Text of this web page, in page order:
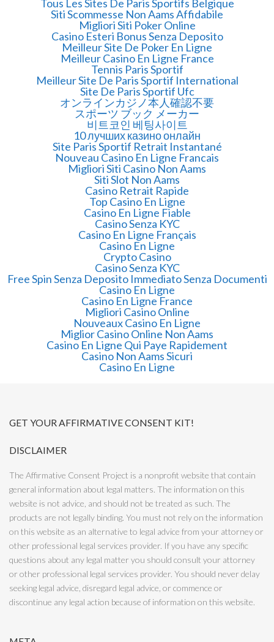
Tous Les Sites De Paris Sportifs Belgique
Siti Scommesse Non Aams Affidabile
Migliori Siti Poker Online
Casino Esteri Bonus Senza Deposito
Meilleur Site De Poker En Ligne
Meilleur Casino En Ligne France
Tennis Paris Sportif
Meilleur Site De Paris Sportif International
Site De Paris Sportif Ufc
オンラインカジノ本人確認不要
スポーツ ブック メーカー
비트코인 베팅사이트
10 лучших казино онлайн
Site Paris Sportif Retrait Instantané
Nouveau Casino En Ligne Francais
Migliori Siti Casino Non Aams
Siti Slot Non Aams
Casino Retrait Rapide
Top Casino En Ligne
Casino En Ligne Fiable
Casino Senza KYC
Casino En Ligne Français
Casino En Ligne
Crypto Casino
Casino Senza KYC
Free Spin Senza Deposito Immediato Senza Documenti
Casino En Ligne
Casino En Ligne France
Migliori Casino Online
Nouveaux Casino En Ligne
Miglior Casino Online Non Aams
Casino En Ligne Qui Paye Rapidement
Casino Non Aams Sicuri
Casino En Ligne
GET YOUR AFFIRMATIVE CONSENT KIT!
DISCLAIMER
The Affirmative Consent Project is a nonprofit website that contain
general information about legal matters. The information on this
website is not advice, and should not be treated as such. The
products are not legally binding. You must not rely on the information
on this website as an alternative to legal advice from your attorney or
other professional legal services provider. If you have any specific
questions about any legal matter you should consult your attorney
or other professional legal services provider. You should never delay
seeking legal advice, disregard legal advice, or commence or
discontinue any legal action because of information on this website.